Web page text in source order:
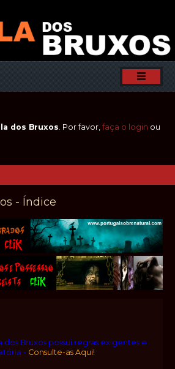
dos Bruxos. Por favor, faça o login ou
- Índice
dos Bruxos possui regras exigentes e
- Consulte-as Aqui!